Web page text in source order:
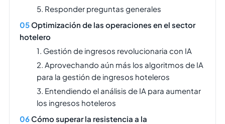
5. Responder preguntas generales
Optimización de las operaciones en el sector
hotelero
1. Gestión de ingresos revolucionaria con IA
2. Aprovechando aún más los algoritmos de IA
para la gestión de ingresos hoteleros
3. Entendiendo el análisis de IA para aumentar
los ingresos hoteleros
Cómo superar la resistencia a la